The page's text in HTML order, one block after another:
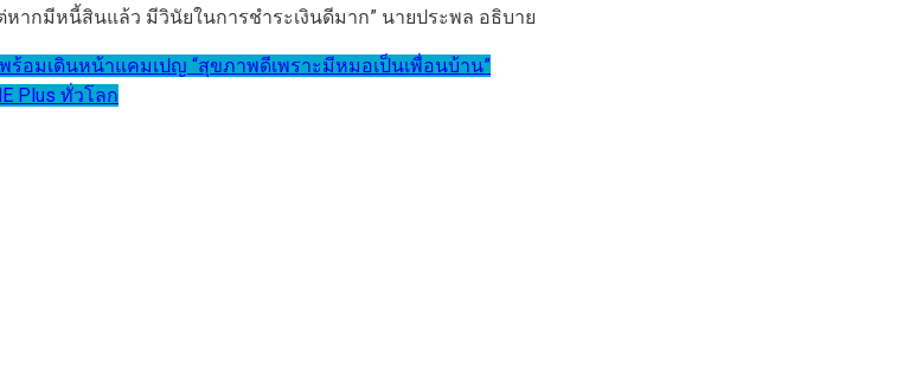
กมีหนี้สินแล้ว มีวินัยในการชำระเงินดีมาก” นายประพล อธิบาย
ร้อมเดินหน้าแคมเปญ “สุขภาพดีเพราะมีหมอเป็นเพื่อนบ้าน”
Plus ทั่วโลก